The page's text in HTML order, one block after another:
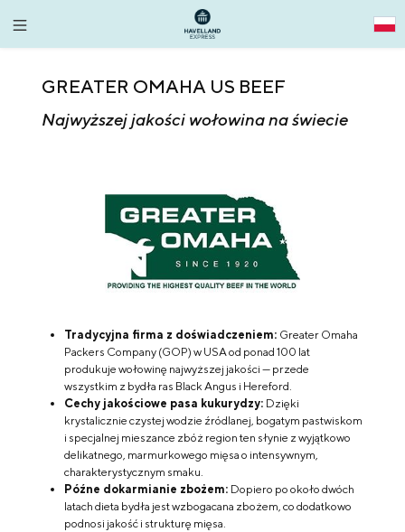
GREATER OMAHA US BEEF
Najwyższej jakości wołowina na świecie
Tradycyjna firma z doświadczeniem: Greater Omaha
Packers Company (GOP) w USA od ponad 100 lat
produkuje wołowinę najwyższej jakości — przede
wszystkim z bydła ras Black Angus i Hereford.
Cechy jakościowe pasa kukurydzy: Dzięki
krystalicznie czystej wodzie źródlanej, bogatym pastwiskom
i specjalnej mieszance zbóż region ten słynie z wyjątkowo
delikatnego, marmurkowego mięsa o intensywnym,
charakterystycznym smaku.
Późne dokarmianie zbożem: Dopiero po około dwóch
latach dieta bydła jest wzbogacana zbożem, co dodatkowo
podnosi jakość i strukturę mięsa.